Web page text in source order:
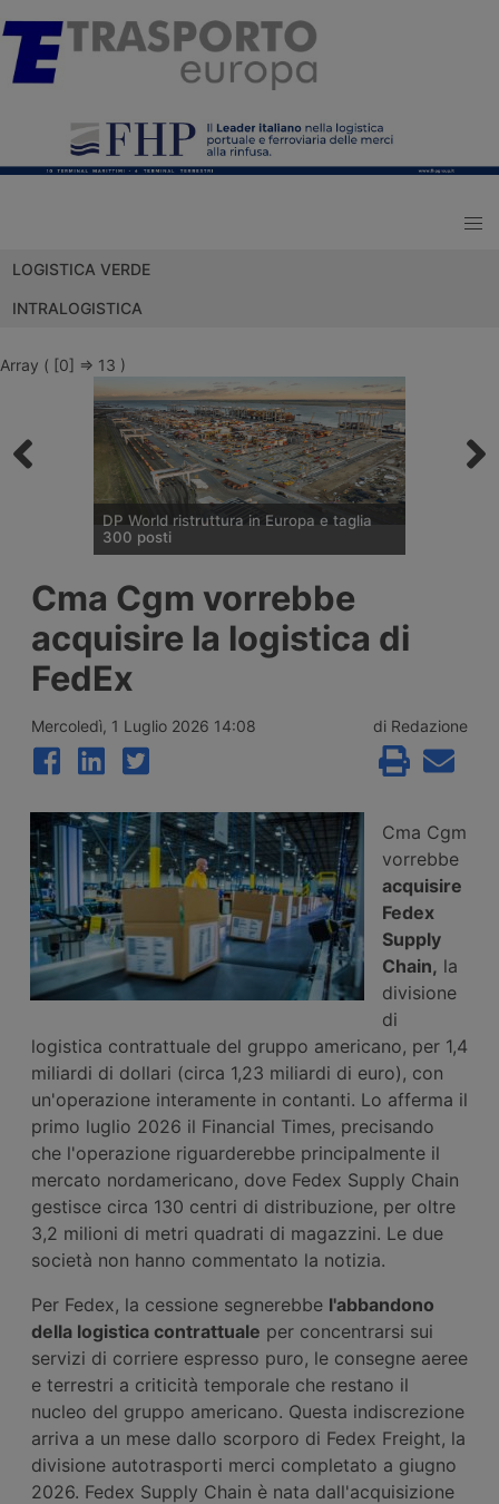
LOGISTICA VERDE
INTRALOGISTICA
Array ( [0] => 13 )
DP World ristruttura in Europa e taglia
300 posti
attività europee dopo l’uscita di tre dirigenti
senior, mentre Londra e Anversa registrano
volumi record e il gruppo prosegue gli
investimenti tra Svizzera, Golfo, Siria e
Regno Unito.
Cma Cgm vorrebbe
acquisire la logistica di
FedEx
Mercoledì, 1 Luglio 2026 14:08 di Redazione
Cma Cgm
vorrebbe
acquisire
Fedex
Supply
Chain, la
divisione
di
logistica contrattuale del gruppo americano, per 1,4
miliardi di dollari (circa 1,23 miliardi di euro), con
un'operazione interamente in contanti. Lo afferma il
primo luglio 2026 il Financial Times, precisando
che l'operazione riguarderebbe principalmente il
mercato nordamericano, dove Fedex Supply Chain
gestisce circa 130 centri di distribuzione, per oltre
3,2 milioni di metri quadrati di magazzini. Le due
società non hanno commentato la notizia.
Per Fedex, la cessione segnerebbe l'abbandono
della logistica contrattuale per concentrarsi sui
servizi di corriere espresso puro, le consegne aeree
e terrestri a criticità temporale che restano il
nucleo del gruppo americano. Questa indiscrezione
arriva a un mese dallo scorporo di Fedex Freight, la
divisione autotrasporti merci completato a giugno
2026. Fedex Supply Chain è nata dall'acquisizione